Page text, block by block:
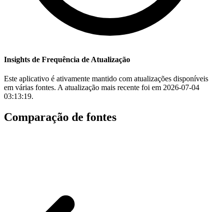
Insights de Frequência de Atualização
Este aplicativo é ativamente mantido com atualizações disponíveis
em várias fontes. A atualização mais recente foi em 2026-07-04
03:13:19.
Comparação de fontes